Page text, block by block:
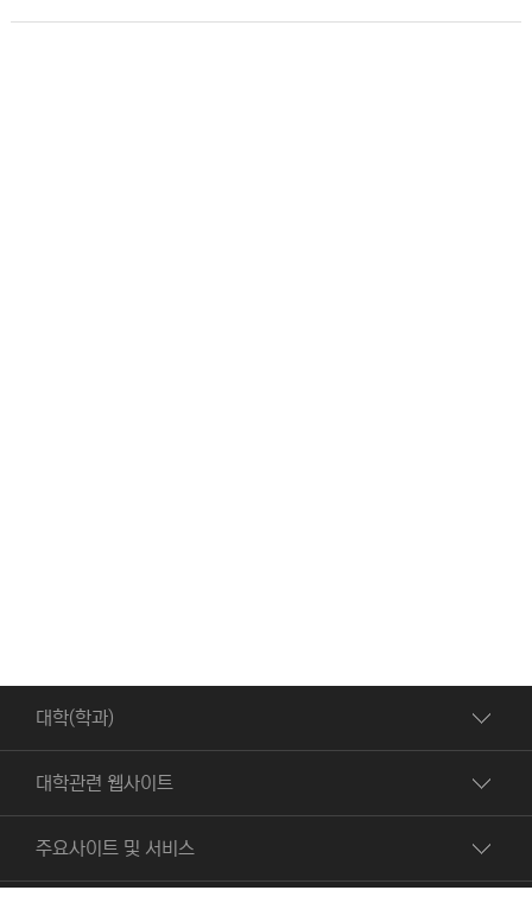
대학(학과)
대학관련 웹사이트
주요사이트 및 서비스